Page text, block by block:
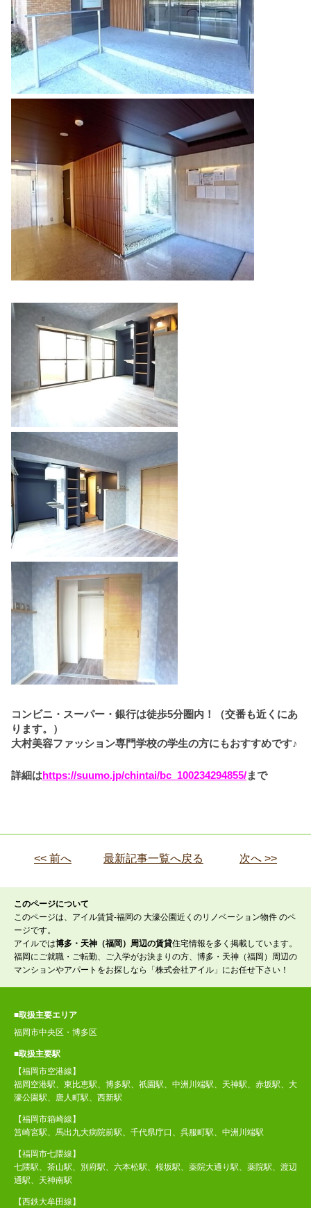
コンビニ・スーパー・銀行は徒歩5分圏内！（交番も近くにあ
ります。）
大村美容ファッション専門学校の学生の方にもおすすめです♪
詳細はhttps://suumo.jp/chintai/bc_100234294855/まで
<< 前へ 最新記事一覧へ戻る 次へ >>
このページについて
このページは、アイル賃貸-福岡の 大濠公園近くのリノベーション物件 のペ
ージです。
アイルでは博多・天神（福岡）周辺の賃貸住宅情報を多く掲載しています。
福岡にご就職・ご転勤、ご入学がお決まりの方、博多・天神（福岡）周辺の
マンションやアパートをお探しなら「株式会社アイル」にお任せ下さい！
■取扱主要エリア
福岡市中央区・博多区
■取扱主要駅
【福岡市空港線】
福岡空港駅、東比恵駅、博多駅、祇園駅、中洲川端駅、天神駅、赤坂駅、大
濠公園駅、唐人町駅、西新駅
【福岡市箱崎線】
筥崎宮駅、馬出九大病院前駅、千代県庁口、呉服町駅、中洲川端駅
【福岡市七隈線】
七隈駅、茶山駅、別府駅、六本松駅、桜坂駅、薬院大通り駅、薬院駅、渡辺
通駅、天神南駅
【西鉄大牟田線】